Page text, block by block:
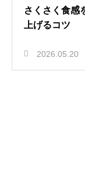
さくさく食感
上げるコツ
2026.05.20